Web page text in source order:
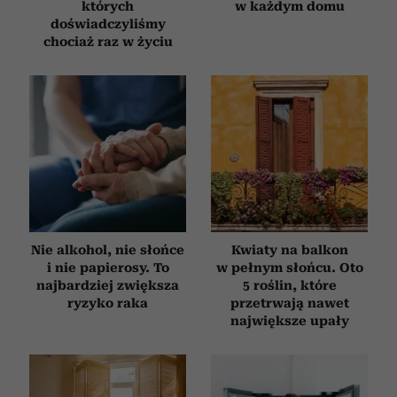
których
doświadczyliśmy
chociaż raz w życiu
w każdym domu
Nie alkohol, nie słońce
i nie papierosy. To
najbardziej zwiększa
ryzyko raka
Kwiaty na balkon
w pełnym słońcu. Oto
5 roślin, które
przetrwają nawet
największe upały